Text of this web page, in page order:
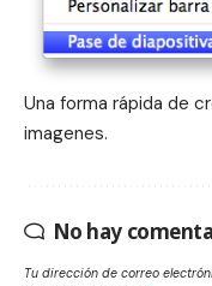
Una forma rápida de
imagenes.
No hay
Tu dirección de correo